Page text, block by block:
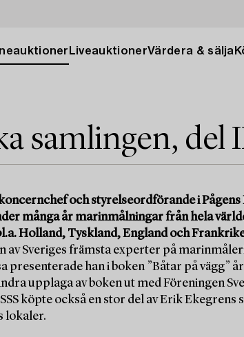
LiveauktionerVärdera & sälja
samlingen, del
och styrelseordförande i
många år marinmålningar från hela
Holland, Tyskland, England och
av Sveriges främsta experter på
presenterade han i boken ”Båtar på vägg”
upplaga av boken ut med Föreningen
köpte också en stor del av Erik
lokaler.